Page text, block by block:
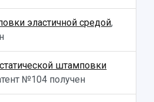
эластичной средой,
штамповки
№104 получен